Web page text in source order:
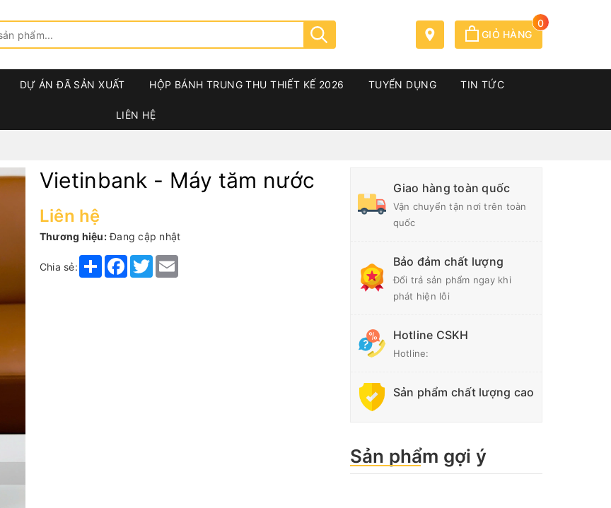
GIỎ HÀNG
0
DỰ ÁN ĐÃ SẢN XUẤT HỘP BÁNH TRUNG THU THIẾT KẾ 2026 TUYỂN DỤNG TIN TỨC
LIÊN HỆ
Vietinbank - Máy tăm nước
Liên hệ
Thương hiệu: Đang cập nhật
Chia sẻ: ShareFacebook
TwitterEmail
Giao hàng toàn quốc
Vận chuyển tận nơi trên toàn
quốc
Bảo đảm chất lượng
Đổi trả sản phẩm ngay khi
phát hiện lỗi
Hotline CSKH
Hotline:
Sản phẩm chất lượng cao
Sản phẩm gợi ý